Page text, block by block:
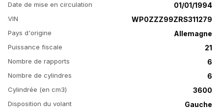
Date de mise en circulation 01/01/1994
VIN WP0ZZZ99ZRS311279
Pays d'origine Allemagne
Puissance fiscale 21
Nombre de rapports 6
Nombre de cylindres 6
Cylindrée (en cm3) 3600
Disposition du volant Gauche